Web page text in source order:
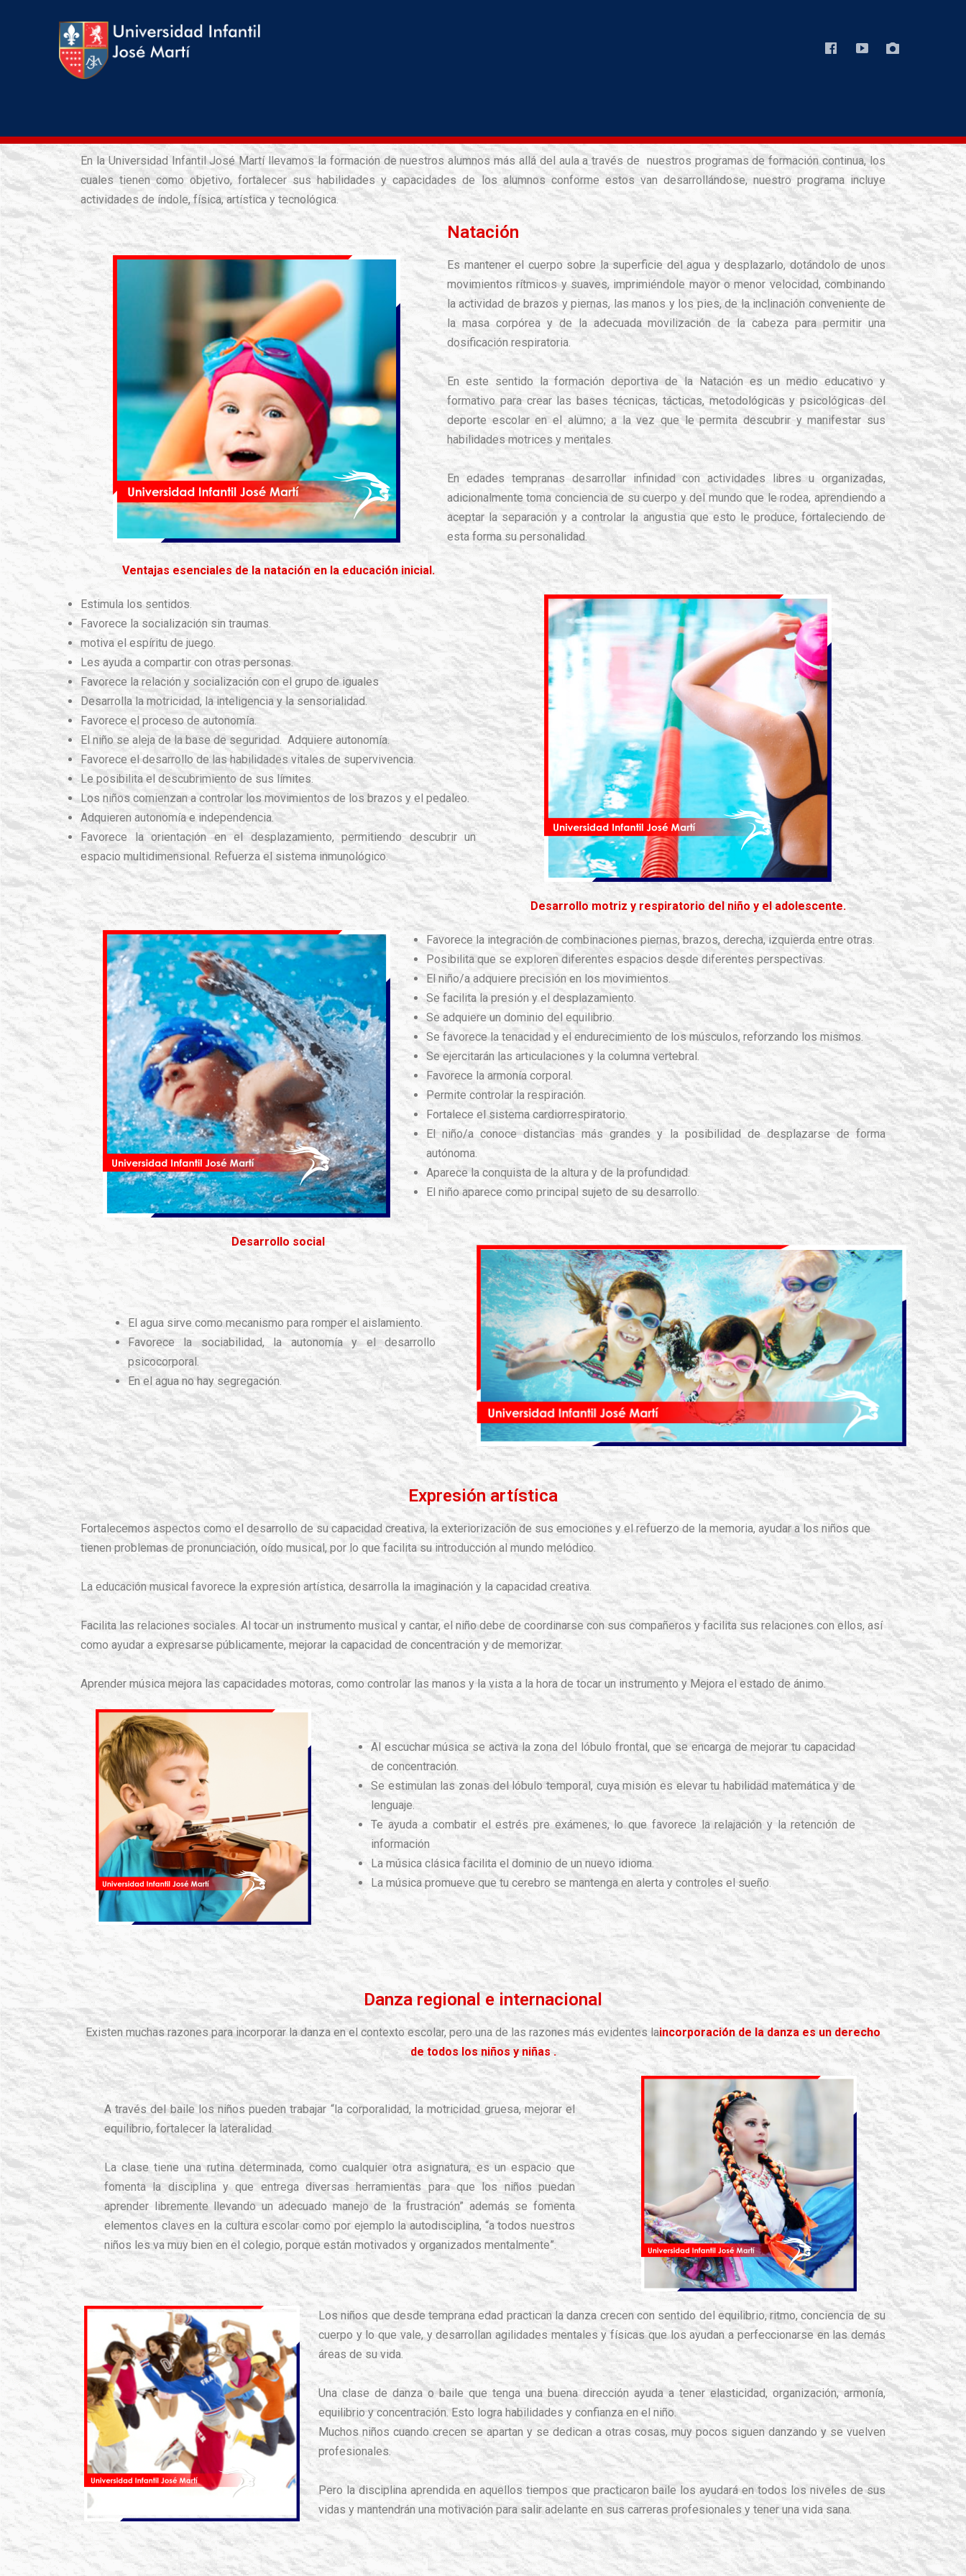
En la Universidad Infantil José Martí llevamos la formación de nuestros alumnos más allá del aula a través de nuestros programas de formación continua, los
cuales tienen como objetivo, fortalecer sus habilidades y capacidades de los alumnos conforme estos van desarrollándose, nuestro programa incluye
actividades de índole, física, artística y tecnológica.
Natación
Es mantener el cuerpo sobre la superficie del agua y desplazarlo, dotándolo de unos
movimientos rítmicos y suaves, imprimiéndole mayor o menor velocidad, combinando
la actividad de brazos y piernas, las manos y los pies, de la inclinación conveniente de
la masa corpórea y de la adecuada movilización de la cabeza para permitir una
dosificación respiratoria.
En este sentido la formación deportiva de la Natación es un medio educativo y
formativo para crear las bases técnicas, tácticas, metodológicas y psicológicas del
deporte escolar en el alumno; a la vez que le permita descubrir y manifestar sus
habilidades motrices y mentales.
En edades tempranas desarrollar infinidad con actividades libres u organizadas,
adicionalmente toma conciencia de su cuerpo y del mundo que le rodea, aprendiendo a
aceptar la separación y a controlar la angustia que esto le produce, fortaleciendo de
esta forma su personalidad.
Ventajas esenciales de la natación en la educación inicial.
Estimula los sentidos.
Favorece la socialización sin traumas.
motiva el espíritu de juego.
Les ayuda a compartir con otras personas.
Favorece la relación y socialización con el grupo de iguales
Desarrolla la motricidad, la inteligencia y la sensorialidad.
Favorece el proceso de autonomía.
El niño se aleja de la base de seguridad. Adquiere autonomía.
Favorece el desarrollo de las habilidades vitales de supervivencia.
Le posibilita el descubrimiento de sus límites.
Los niños comienzan a controlar los movimientos de los brazos y el pedaleo.
Adquieren autonomía e independencia.
Favorece la orientación en el desplazamiento, permitiendo descubrir un
espacio multidimensional. Refuerza el sistema inmunológico.
Desarrollo motriz y respiratorio del niño y el adolescente.
Favorece la integración de combinaciones piernas, brazos, derecha, izquierda entre otras.
Posibilita que se exploren diferentes espacios desde diferentes perspectivas.
El niño/a adquiere precisión en los movimientos.
Se facilita la presión y el desplazamiento.
Se adquiere un dominio del equilibrio.
Se favorece la tenacidad y el endurecimiento de los músculos, reforzando los mismos.
Se ejercitarán las articulaciones y la columna vertebral.
Favorece la armonía corporal.
Permite controlar la respiración.
Fortalece el sistema cardiorrespiratorio.
El niño/a conoce distancias más grandes y la posibilidad de desplazarse de forma
autónoma.
Aparece la conquista de la altura y de la profundidad.
El niño aparece como principal sujeto de su desarrollo.
Desarrollo social
El agua sirve como mecanismo para romper el aislamiento.
Favorece la sociabilidad, la autonomía y el desarrollo
psicocorporal.
En el agua no hay segregación.
Expresión artística
Fortalecemos aspectos como el desarrollo de su capacidad creativa, la exteriorización de sus emociones y el refuerzo de la memoria, ayudar a los niños que
tienen problemas de pronunciación, oído musical, por lo que facilita su introducción al mundo melódico.
La educación musical favorece la expresión artística, desarrolla la imaginación y la capacidad creativa.
Facilita las relaciones sociales. Al tocar un instrumento musical y cantar, el niño debe de coordinarse con sus compañeros y facilita sus relaciones con ellos, así
como ayudar a expresarse públicamente, mejorar la capacidad de concentración y de memorizar.
Aprender música mejora las capacidades motoras, como controlar las manos y la vista a la hora de tocar un instrumento y Mejora el estado de ánimo.
Al escuchar música se activa la zona del lóbulo frontal, que se encarga de mejorar tu capacidad
de concentración.
Se estimulan las zonas del lóbulo temporal, cuya misión es elevar tu habilidad matemática y de
lenguaje.
Te ayuda a combatir el estrés pre exámenes, lo que favorece la relajación y la retención de
información
La música clásica facilita el dominio de un nuevo idioma.
La música promueve que tu cerebro se mantenga en alerta y controles el sueño.
Danza regional e internacional
Existen muchas razones para incorporar la danza en el contexto escolar, pero una de las razones más evidentes laincorporación de la danza es un derecho
de todos los niños y niñas .
A través del baile los niños pueden trabajar “la corporalidad, la motricidad gruesa, mejorar el
equilibrio, fortalecer la lateralidad.
La clase tiene una rutina determinada, como cualquier otra asignatura, es un espacio que
fomenta la disciplina y que entrega diversas herramientas para que los niños puedan
aprender libremente llevando un adecuado manejo de la frustración” además se fomenta
elementos claves en la cultura escolar como por ejemplo la autodisciplina, “a todos nuestros
niños les va muy bien en el colegio, porque están motivados y organizados mentalmente”.
Los niños que desde temprana edad practican la danza crecen con sentido del equilibrio, ritmo, conciencia de su
cuerpo y lo que vale, y desarrollan agilidades mentales y físicas que los ayudan a perfeccionarse en las demás
áreas de su vida.
Una clase de danza o baile que tenga una buena dirección ayuda a tener elasticidad, organización, armonía,
equilibrio y concentración. Esto logra habilidades y confianza en el niño.
Muchos niños cuando crecen se apartan y se dedican a otras cosas, muy pocos siguen danzando y se vuelven
profesionales.
Pero la disciplina aprendida en aquellos tiempos que practicaron baile los ayudará en todos los niveles de sus
vidas y mantendrán una motivación para salir adelante en sus carreras profesionales y tener una vida sana.